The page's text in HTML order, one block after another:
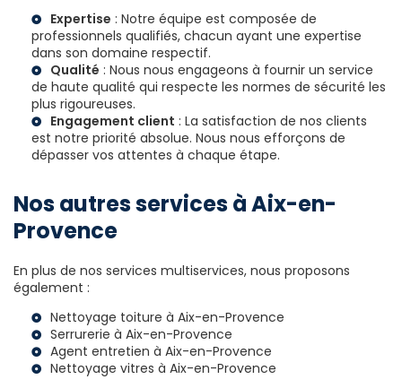
Expertise : Notre équipe est composée de
professionnels qualifiés, chacun ayant une expertise
dans son domaine respectif.
Qualité : Nous nous engageons à fournir un service
de haute qualité qui respecte les normes de sécurité les
plus rigoureuses.
Engagement client : La satisfaction de nos clients
est notre priorité absolue. Nous nous efforçons de
dépasser vos attentes à chaque étape.
Nos autres services à Aix-en-
Provence
En plus de nos services multiservices, nous proposons
également :
Nettoyage toiture à Aix-en-Provence
Serrurerie à Aix-en-Provence
Agent entretien à Aix-en-Provence
Nettoyage vitres à Aix-en-Provence